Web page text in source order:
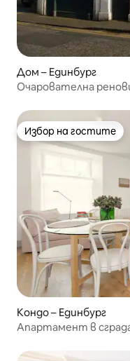
Дом – Единбург
Очарователна
Избор на гостите
Избор на гостите
Кондо – Единбург
Апартамент в